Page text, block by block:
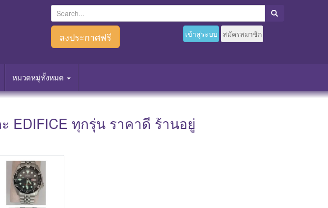
e
r
f
o
:
ลงประกาศฟรี เข้าสู่ระบบ สมัครสมาชิก
หมวดหมู่ทั้งหมด
EDIFICE ทุกรุ่น ราคาดี ร้านอยู่